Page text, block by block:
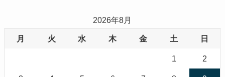
2026年8月
月 火 水 木 金 土 日
1 2